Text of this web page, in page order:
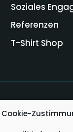
Cookie-
Soziales
Referenzen
T-Shirt Shop